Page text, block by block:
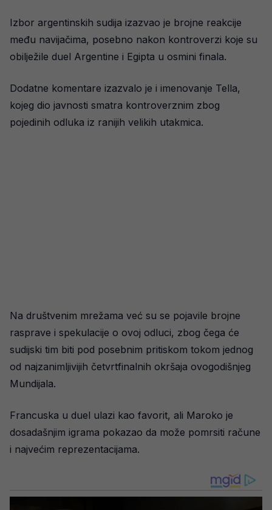
Izbor argentinskih sudija izazvao je brojne reakcije
među navijačima, posebno nakon kontroverzi koje su
obilježile duel Argentine i Egipta u osmini finala.
Dodatne komentare izazvalo je i imenovanje Tella,
kojeg dio javnosti smatra kontroverznim zbog
pojedinih odluka iz ranijih velikih utakmica.
Na društvenim mrežama već su se pojavile brojne
rasprave i spekulacije o ovoj odluci, zbog čega će
sudijski tim biti pod posebnim pritiskom tokom jednog
od najzanimljivijih četvrtfinalnih okršaja ovogodišnjeg
Mundijala.
Francuska u duel ulazi kao favorit, ali Maroko je
dosadašnjim igrama pokazao da može pomrsiti račune
i najvećim reprezentacijama.